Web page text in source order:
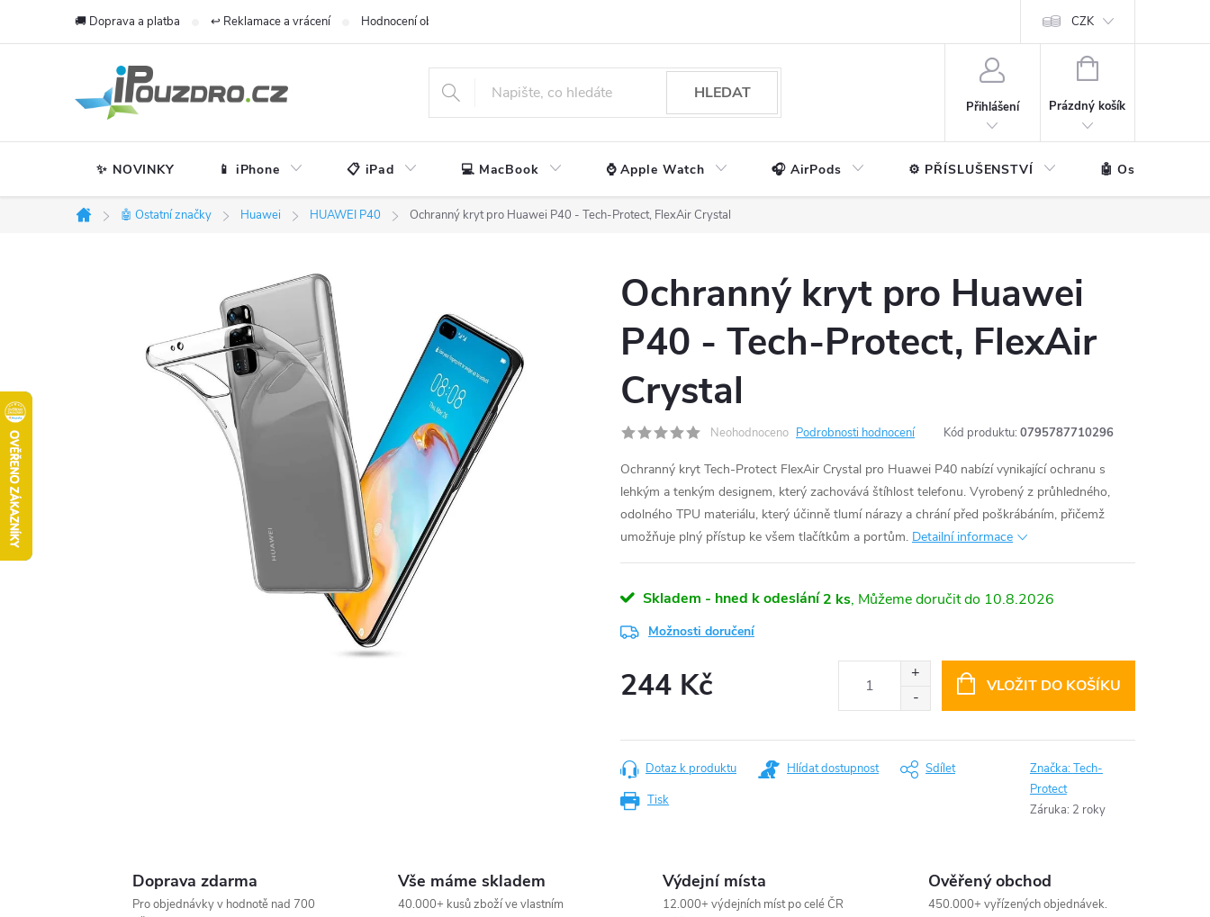
🚚 Doprava a platba ↩️ Reklamace a vrácení Hodnocení obchodu CZK
HLEDAT
Přihlášení
NÁKUPNÍ
Prázdný košík
✨ NOVINKY 📱 iPhone 📋 iPad 💻 MacBook ⌚ Apple Watch 🎧 AirPods ⚙️ PŘÍSLUŠENSTVÍ 🤖 Ostatní
Domů
🤖 Ostatní značky Huawei HUAWEI P40 Ochranný kryt pro Huawei P40 - Tech-Protect, FlexAir Crystal
Ochranný kryt pro Huawei
P40 - Tech-Protect, FlexAir
Crystal
Neohodnoceno Podrobnosti hodnocení Kód produktu: 0795787710296
Ochranný kryt Tech-Protect FlexAir Crystal pro Huawei P40 nabízí vynikající ochranu s
lehkým a tenkým designem, který zachovává štíhlost telefonu. Vyrobený z průhledného,
odolného TPU materiálu, který účinně tlumí nárazy a chrání před poškrábáním, přičemž
umožňuje plný přístup ke všem tlačítkům a portům. Detailní informace
Skladem - hned k odeslání 2 ks 10.8.2026
Možnosti doručení
244 Kč VLOŽIT DO KOŠÍKU
Tisk
Dotaz k produktu Hlídat dostupnost Sdílet Značka:Tech-
Protect
Záruka: 2 roky
Doprava zdarma
Pro objednávky v hodnotě nad 700
Vše máme skladem
40.000+ kusů zboží ve vlastním
Výdejní místa
12.000+ výdejních míst po celé ČR
Ověřený obchod
450.000+ vyřízených objednávek.